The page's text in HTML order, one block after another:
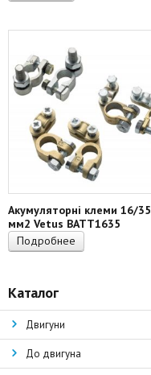
Акумуляторні клеми 16/35
мм2 Vetus BATT1635
Подробнее
Каталог
Двигуни
До двигуна